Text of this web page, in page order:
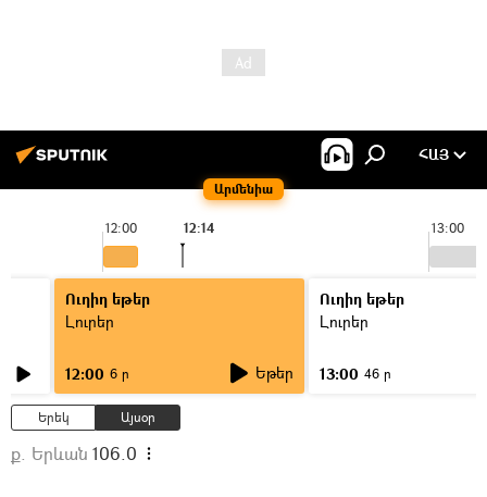
Արմենիա
ՀԱՅ
12:00 13:00
12:14
Ուղիղ եթեր
Լուրեր
12:00 6 ր Եթեր
Ուղիղ եթեր
Լուրեր
13:00 46 ր
Երեկ Այսօր
ք. Երևան 106.0